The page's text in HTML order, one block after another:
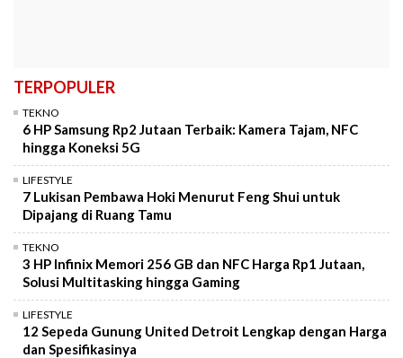
TERPOPULER
TEKNO
6 HP Samsung Rp2 Jutaan Terbaik: Kamera Tajam, NFC
hingga Koneksi 5G
LIFESTYLE
7 Lukisan Pembawa Hoki Menurut Feng Shui untuk
Dipajang di Ruang Tamu
TEKNO
3 HP Infinix Memori 256 GB dan NFC Harga Rp1 Jutaan,
Solusi Multitasking hingga Gaming
LIFESTYLE
12 Sepeda Gunung United Detroit Lengkap dengan Harga
dan Spesifikasinya